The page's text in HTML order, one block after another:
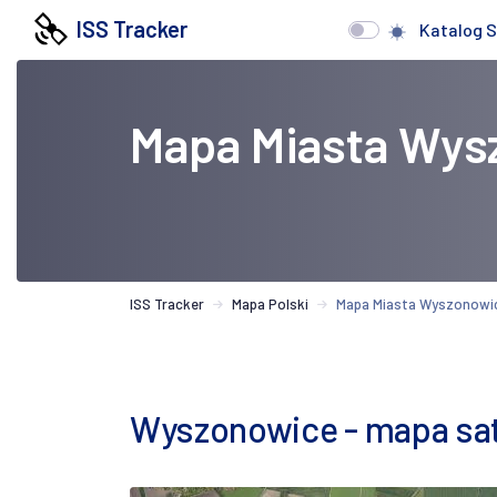
ISS Tracker Katalog
Mapa Miasta
ISS Tracker Mapa Polski Mapa Miasta
Wyszonowice - mapa